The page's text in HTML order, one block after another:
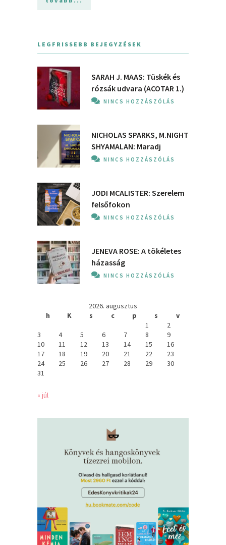
LEGFRISSEBB BEJEGYZÉSEK
SARAH J. MAAS: Tüskék és
rózsák udvara (ACOTAR 1.)
NINCS HOZZÁSZÓLÁS
NICHOLAS SPARKS, M.NIGHT
SHYAMALAN: Maradj
NINCS HOZZÁSZÓLÁS
JODI MCALISTER: Szerelem
felsőfokon
NINCS HOZZÁSZÓLÁS
JENEVA ROSE: A ​tökéletes
házasság
NINCS HOZZÁSZÓLÁS
2026. augusztus
h
K s c p s
v
1
2
3
4 5 6 7 8
9
10
11 12 13 14 15
16
17
18 19 20 21 22
23
24
25 26 27 28 29
30
31
« júl